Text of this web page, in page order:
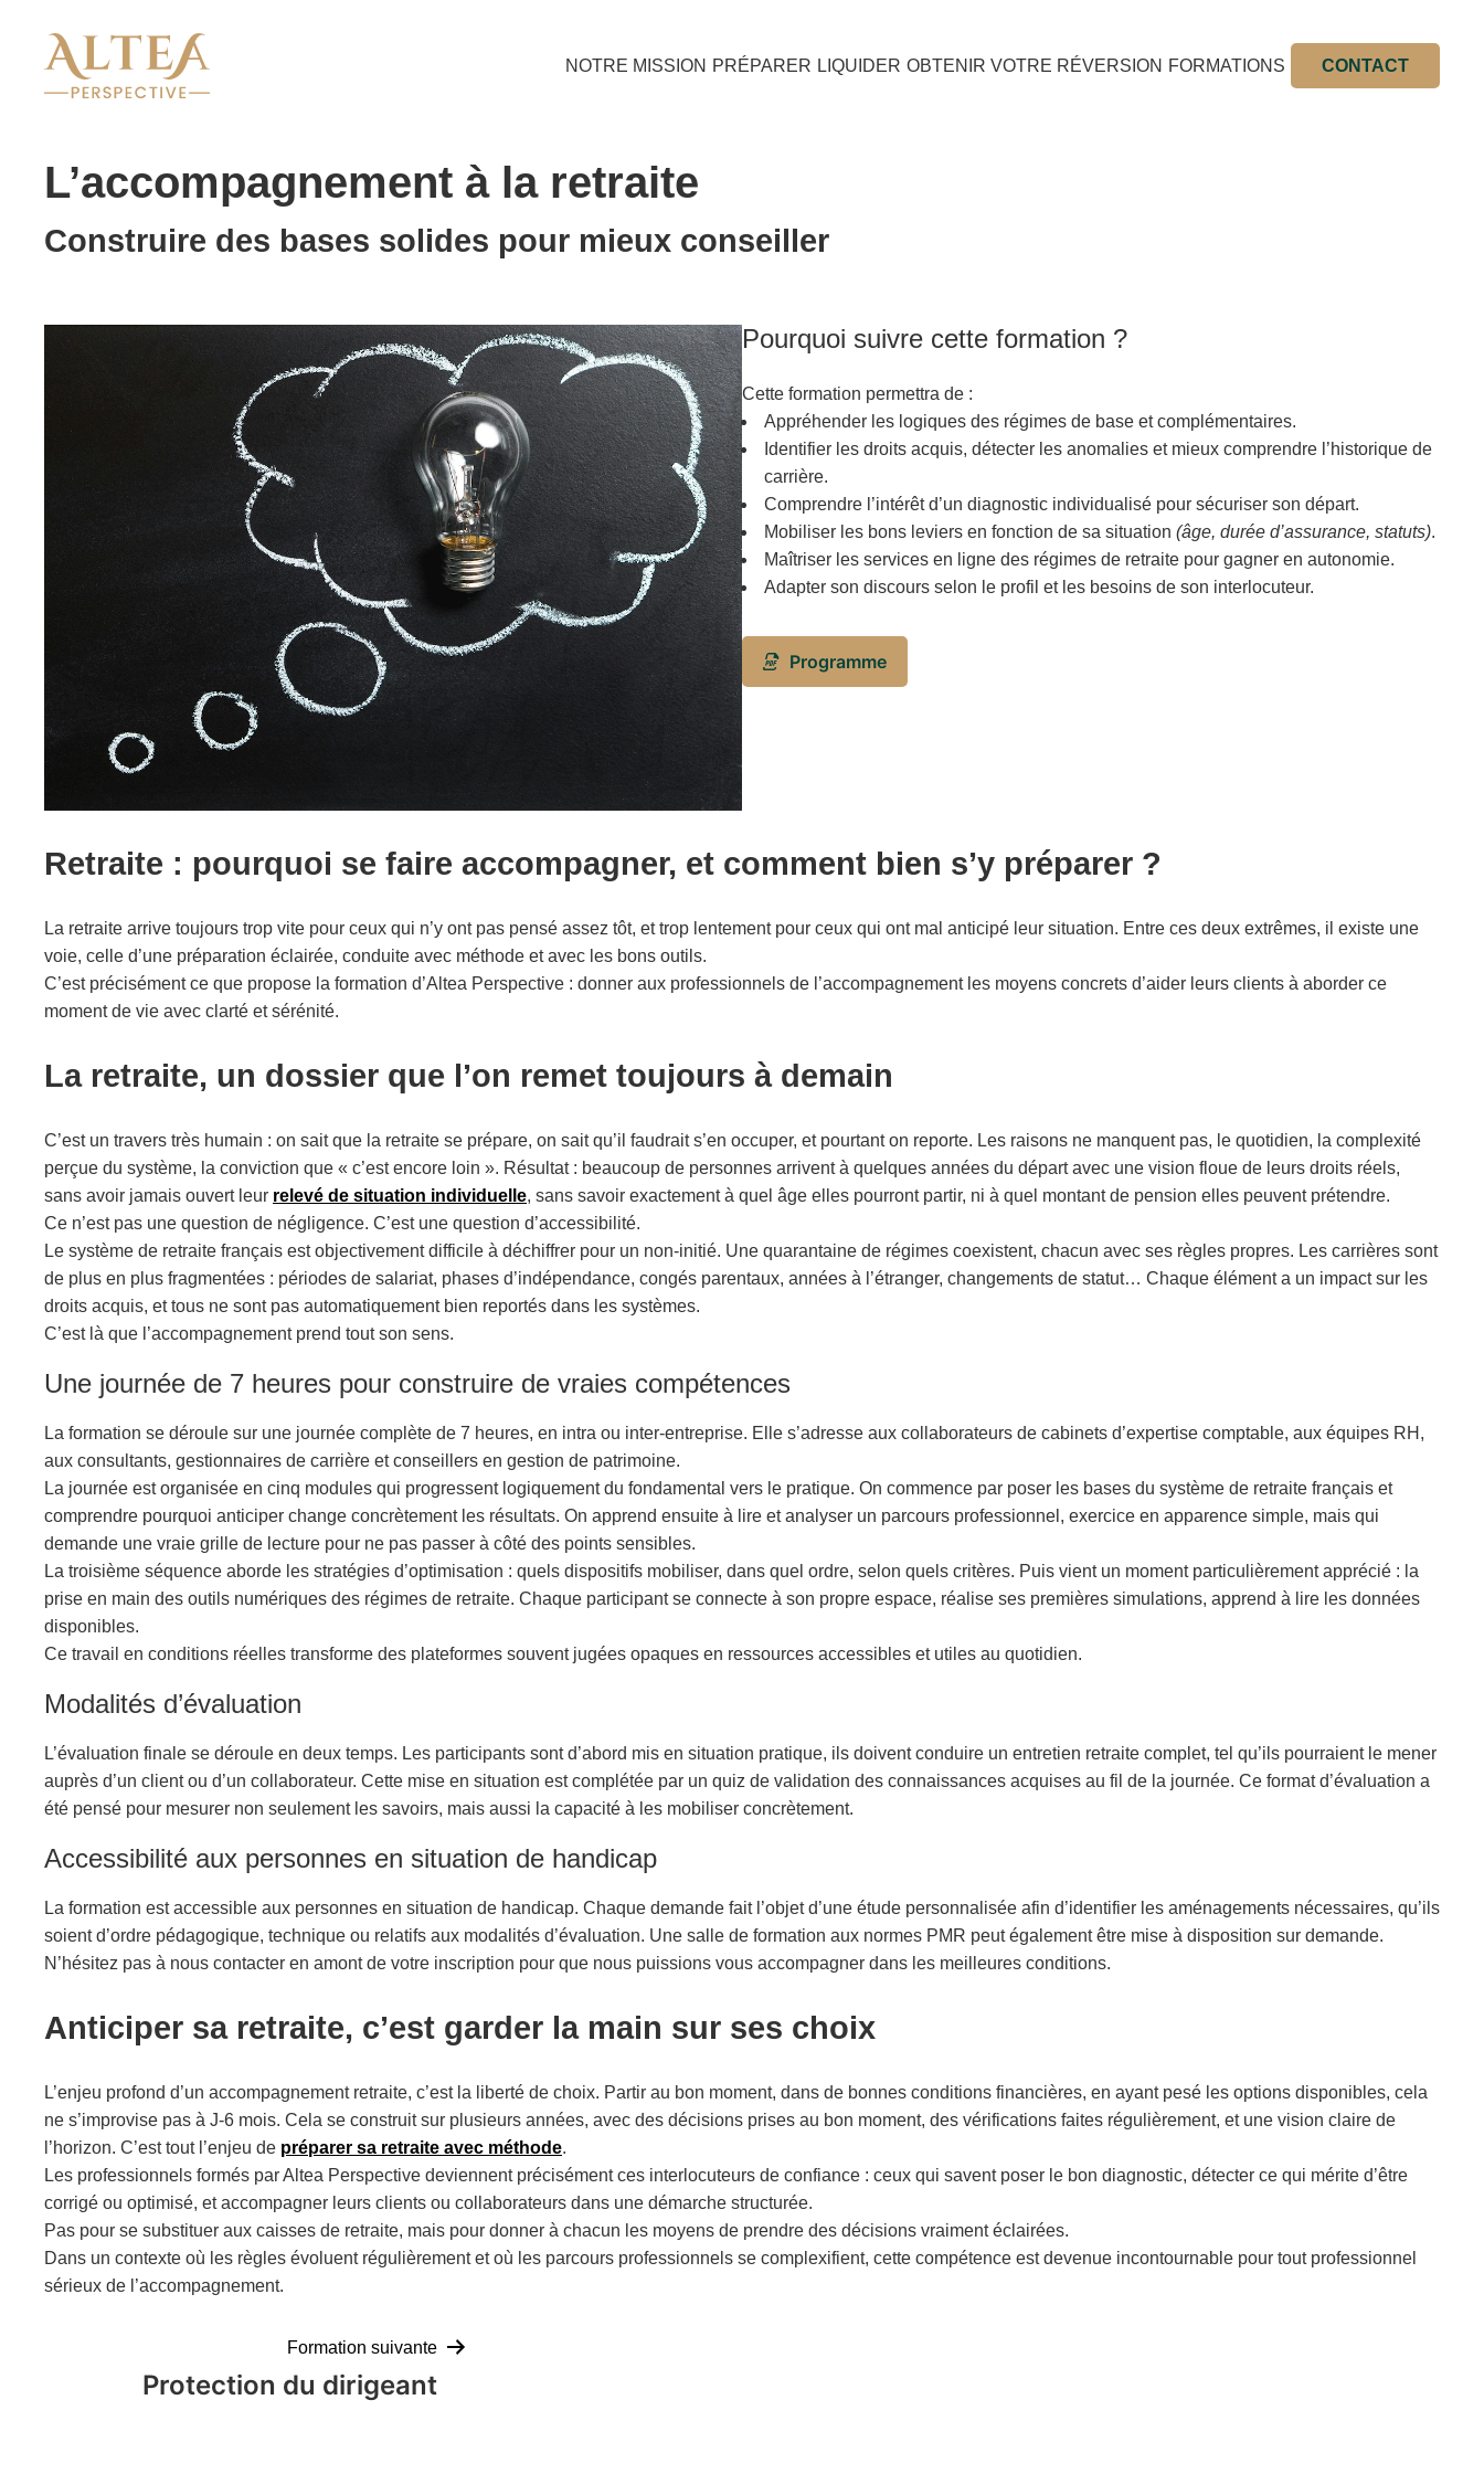
NOTRE MISSION PRÉPARER LIQUIDER OBTENIR VOTRE RÉVERSION FORMATIONS CONTACT
L’accompagnement à la retraite
Construire des bases solides pour mieux conseiller
Pourquoi suivre cette formation ?
Cette formation permettra de :
Appréhender les logiques des régimes de base et complémentaires.
Identifier les droits acquis, détecter les anomalies et mieux comprendre l’historique de
carrière.
Comprendre l’intérêt d’un diagnostic individualisé pour sécuriser son départ.
Mobiliser les bons leviers en fonction de sa situation (âge, durée d’assurance, statuts).
Maîtriser les services en ligne des régimes de retraite pour gagner en autonomie.
Adapter son discours selon le profil et les besoins de son interlocuteur.
Programme
Retraite : pourquoi se faire accompagner, et comment bien s’y préparer ?
La retraite arrive toujours trop vite pour ceux qui n’y ont pas pensé assez tôt, et trop lentement pour ceux qui ont mal anticipé leur situation. Entre ces deux extrêmes, il existe une
voie, celle d’une préparation éclairée, conduite avec méthode et avec les bons outils.
C’est précisément ce que propose la formation d’Altea Perspective : donner aux professionnels de l’accompagnement les moyens concrets d’aider leurs clients à aborder ce
moment de vie avec clarté et sérénité.
La retraite, un dossier que l’on remet toujours à demain
C’est un travers très humain : on sait que la retraite se prépare, on sait qu’il faudrait s’en occuper, et pourtant on reporte. Les raisons ne manquent pas, le quotidien, la complexité
perçue du système, la conviction que « c’est encore loin ». Résultat : beaucoup de personnes arrivent à quelques années du départ avec une vision floue de leurs droits réels,
sans avoir jamais ouvert leur relevé de situation individuelle, sans savoir exactement à quel âge elles pourront partir, ni à quel montant de pension elles peuvent prétendre.
Ce n’est pas une question de négligence. C’est une question d’accessibilité.
Le système de retraite français est objectivement difficile à déchiffrer pour un non-initié. Une quarantaine de régimes coexistent, chacun avec ses règles propres. Les carrières sont
de plus en plus fragmentées : périodes de salariat, phases d’indépendance, congés parentaux, années à l’étranger, changements de statut… Chaque élément a un impact sur les
droits acquis, et tous ne sont pas automatiquement bien reportés dans les systèmes.
C’est là que l’accompagnement prend tout son sens.
Une journée de 7 heures pour construire de vraies compétences
La formation se déroule sur une journée complète de 7 heures, en intra ou inter-entreprise. Elle s’adresse aux collaborateurs de cabinets d’expertise comptable, aux équipes RH,
aux consultants, gestionnaires de carrière et conseillers en gestion de patrimoine.
La journée est organisée en cinq modules qui progressent logiquement du fondamental vers le pratique. On commence par poser les bases du système de retraite français et
comprendre pourquoi anticiper change concrètement les résultats. On apprend ensuite à lire et analyser un parcours professionnel, exercice en apparence simple, mais qui
demande une vraie grille de lecture pour ne pas passer à côté des points sensibles.
La troisième séquence aborde les stratégies d’optimisation : quels dispositifs mobiliser, dans quel ordre, selon quels critères. Puis vient un moment particulièrement apprécié : la
prise en main des outils numériques des régimes de retraite. Chaque participant se connecte à son propre espace, réalise ses premières simulations, apprend à lire les données
disponibles.
Ce travail en conditions réelles transforme des plateformes souvent jugées opaques en ressources accessibles et utiles au quotidien.
Modalités d’évaluation
L’évaluation finale se déroule en deux temps. Les participants sont d’abord mis en situation pratique, ils doivent conduire un entretien retraite complet, tel qu’ils pourraient le mener
auprès d’un client ou d’un collaborateur. Cette mise en situation est complétée par un quiz de validation des connaissances acquises au fil de la journée. Ce format d’évaluation a
été pensé pour mesurer non seulement les savoirs, mais aussi la capacité à les mobiliser concrètement.
Accessibilité aux personnes en situation de handicap
La formation est accessible aux personnes en situation de handicap. Chaque demande fait l’objet d’une étude personnalisée afin d’identifier les aménagements nécessaires, qu’ils
soient d’ordre pédagogique, technique ou relatifs aux modalités d’évaluation. Une salle de formation aux normes PMR peut également être mise à disposition sur demande.
N’hésitez pas à nous contacter en amont de votre inscription pour que nous puissions vous accompagner dans les meilleures conditions.
Anticiper sa retraite, c’est garder la main sur ses choix
L’enjeu profond d’un accompagnement retraite, c’est la liberté de choix. Partir au bon moment, dans de bonnes conditions financières, en ayant pesé les options disponibles, cela
ne s’improvise pas à J-6 mois. Cela se construit sur plusieurs années, avec des décisions prises au bon moment, des vérifications faites régulièrement, et une vision claire de
l’horizon. C’est tout l’enjeu de préparer sa retraite avec méthode.
Les professionnels formés par Altea Perspective deviennent précisément ces interlocuteurs de confiance : ceux qui savent poser le bon diagnostic, détecter ce qui mérite d’être
corrigé ou optimisé, et accompagner leurs clients ou collaborateurs dans une démarche structurée.
Pas pour se substituer aux caisses de retraite, mais pour donner à chacun les moyens de prendre des décisions vraiment éclairées.
Dans un contexte où les règles évoluent régulièrement et où les parcours professionnels se complexifient, cette compétence est devenue incontournable pour tout professionnel
sérieux de l’accompagnement.
de
Formation suivante
Protection du dirigeant